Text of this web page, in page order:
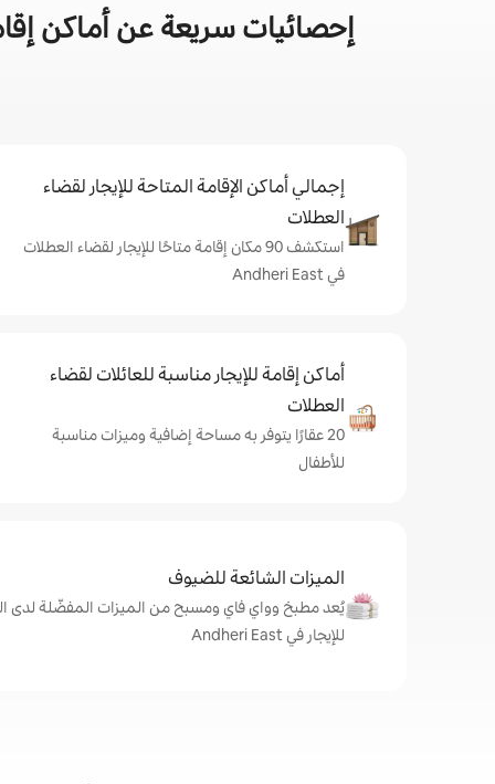
إحصائيات سريعة عن أماكن
إجمالي أماكن الإقامة المتاحة للإيجار لقضاء
العطلات
استكشف 90 مكان إقامة متاحًا للإيجار لقضاء العطلات
في Andheri East
أماكن إقامة للإيجار مناسبة للعائلات لقضاء
العطلات
20 عقارًا يتوفر به مساحة إضافية وميزات مناسبة
للأطفال
الميزات الشائعة للضيوف
يُعد مطبخ وواي فاي ومسبح من الميزات المفضّلة لدى
للإيجار في Andheri East